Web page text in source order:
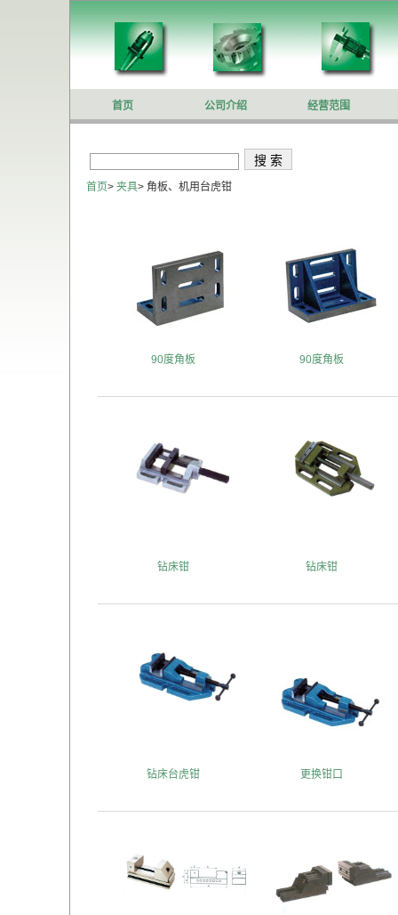
首页 公司介绍 经营范围
首页> 夹具> 角板、机用台虎钳
90度角板 90度角板
钻床钳 钻床钳
钻床台虎钳 更换钳口